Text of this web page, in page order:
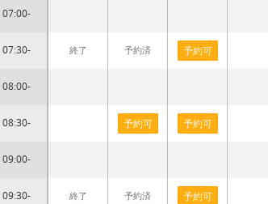
07:00-
07:30-
08:00-
08:30-
09:00-
09:30-
終了
終了
予約済
予約可
予約済
予約可
予約可
予約可